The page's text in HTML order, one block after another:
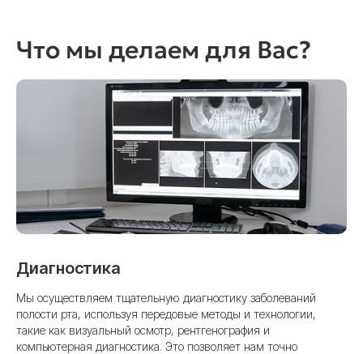
Что мы делаем для Вас?
Диагностика
Мы осуществляем тщательную диагностику заболеваний
полости рта, используя передовые методы и технологии,
такие как визуальный осмотр, рентгенография и
компьютерная диагностика. Это позволяет нам точно